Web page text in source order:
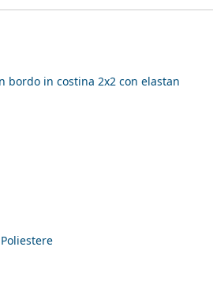
bordo in costina 2x2 con elastan